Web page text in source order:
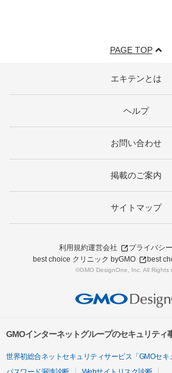
PAGE TOP
エキテンとは
ヘルプ
お問い合わせ
掲載のご案内
サイトマップ
利用規約運営会社
プライバシ
best choice クリニック byGMO
best
©GMO DesignOne, Inc. All Rights
GMOインターネットグループのセキュリティ
世界初総合ネットセキュリティサービス「GMOセキ